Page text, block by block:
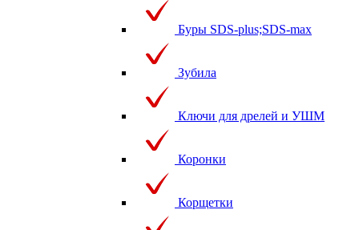
Буры SDS-plus;SDS-max
Зубила
Ключи для дрелей и УШМ
Коронки
Корщетки